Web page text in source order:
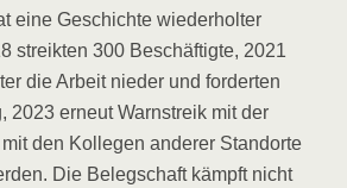
eine Geschichte wiederholter
streikten 300 Beschäftigte, 2021
die Arbeit nieder und forderten
2023 erneut Warnstreik mit der
den Kollegen anderer Standorte
Die Belegschaft kämpft nicht